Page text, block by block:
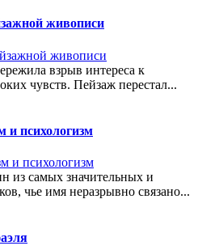
живописи
взрыв интереса к
чувств. Пейзаж перестал...
и психологизм
из самых значительных и
чье имя неразрывно связано...